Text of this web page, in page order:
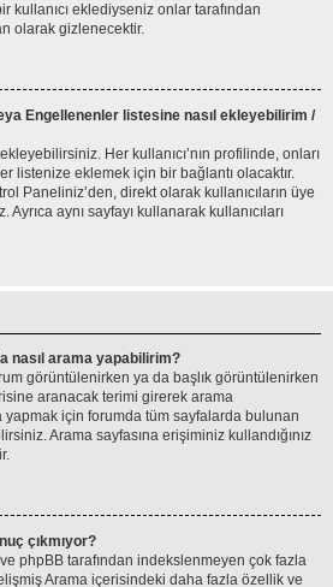
kullanıcı eklediyseniz onlar tarafından
olarak gizlenecektir.
Engellenenler listesine nasıl ekleyebilirim /
Her kullanıcı’nın profilinde, onları
listenize eklemek için bir bağlantı olacaktır.
Paneliniz’den, direkt olarak kullanıcıların üye
aynı sayfayı kullanarak kullanıcıları
nasıl arama yapabilirim?
görüntülenirken ya da başlık görüntülenirken
aranacak terimi girerek arama
için forumda tüm sayfalarda bulunan
Arama sayfasına erişiminiz kullandığınız
çıkmıyor?
ve phpBB tarafından indekslenmeyen çok fazla
Arama içerisindeki daha fazla özellik ve